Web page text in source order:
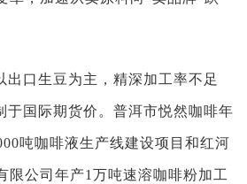
出口生豆为主，精深加工率不足
于国际期货价。普洱市悦然咖啡年
吨咖啡液生产线建设项目和红河
限公司年产1万吨速溶咖啡粉加工